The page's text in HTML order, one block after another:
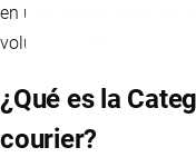
en una opción muy
volumen medio.
¿Qué es la
courier?